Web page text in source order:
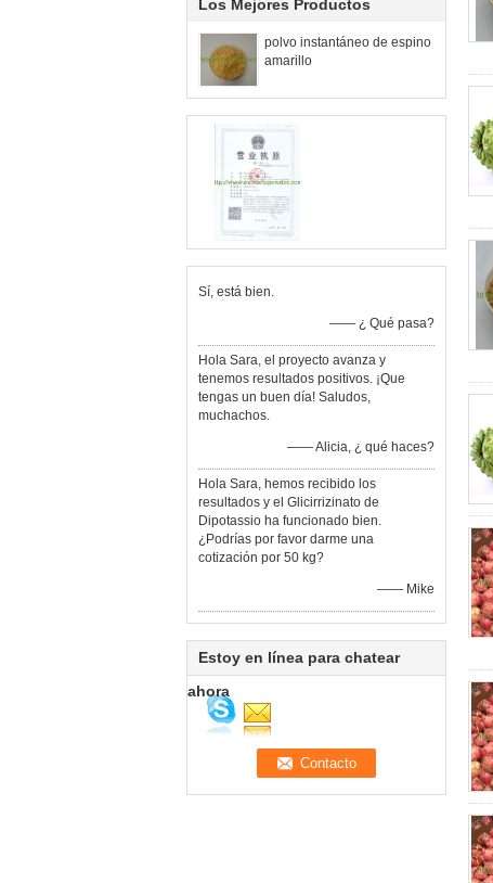
Los Mejores Productos
polvo instantáneo de espino
amarillo
Sí, está bien.
—— ¿ Qué pasa?
Hola Sara, el proyecto avanza y
tenemos resultados positivos. ¡Que
tengas un buen día! Saludos,
muchachos.
—— Alicia, ¿ qué haces?
Hola Sara, hemos recibido los
resultados y el Glicirrizinato de
Dipotassio ha funcionado bien.
¿Podrías por favor darme una
cotización por 50 kg?
—— Mike
Estoy en línea para chatear
ahora